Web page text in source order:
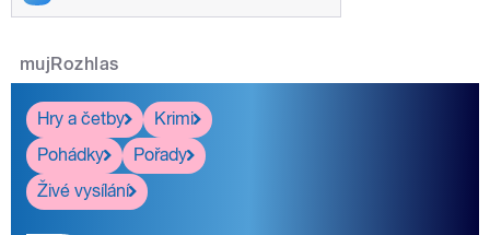
mujRozhlas
Hry a četby
Krimi
Pohádky
Pořady
Živé vysílání